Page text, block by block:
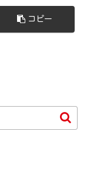
コピー